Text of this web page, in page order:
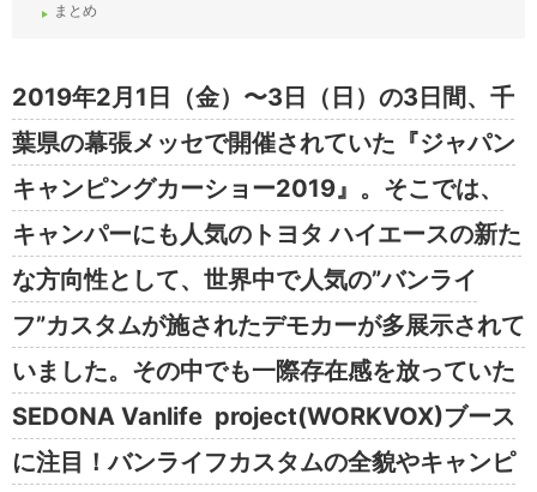
まとめ
2019年2月1日（金）〜3日（日）の3日間、千
葉県の幕張メッセで開催されていた『ジャパン
キャンピングカーショー2019』。そこでは、
キャンパーにも人気のトヨタ ハイエースの新た
な方向性として、世界中で人気の”バンライ
フ”カスタムが施されたデモカーが多展示されて
いました。その中でも一際存在感を放っていた
SEDONA Vanlife project(WORKVOX)ブース
に注目！バンライフカスタムの全貌やキャンピ